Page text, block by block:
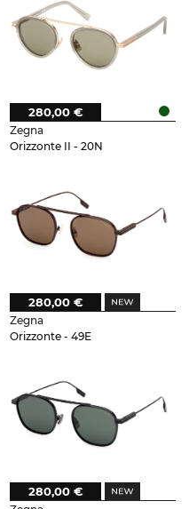
Zegna
Orizzonte II - 20N
280,00 €
Zegna
Orizzonte - 49E
280,00 €
280,00 €